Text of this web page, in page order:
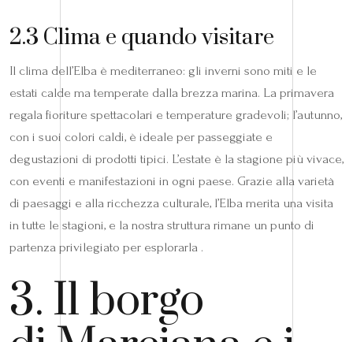
2.3 Clima e quando visitare
Il clima dell’Elba è mediterraneo: gli inverni sono miti e le
estati calde ma temperate dalla brezza marina. La primavera
regala fioriture spettacolari e temperature gradevoli; l’autunno,
con i suoi colori caldi, è ideale per passeggiate e
degustazioni di prodotti tipici. L’estate è la stagione più vivace,
con eventi e manifestazioni in ogni paese. Grazie alla varietà
di paesaggi e alla ricchezza culturale, l’Elba merita una visita
in tutte le stagioni, e la nostra struttura rimane un punto di
partenza privilegiato per esplorarla .
3. Il borgo